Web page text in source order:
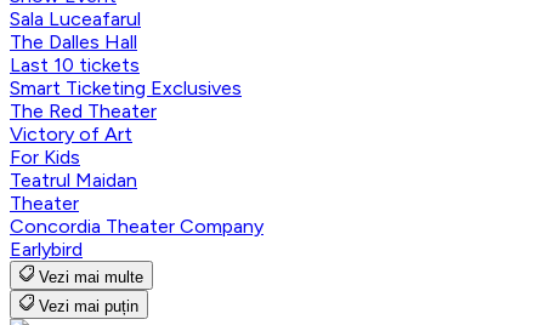
Sala Luceafarul
The Dalles Hall
Last 10 tickets
Smart Ticketing Exclusives
The Red Theater
Victory of Art
For Kids
Teatrul Maidan
Theater
Concordia Theater Company
Earlybird
Vezi mai multe
Vezi mai puțin